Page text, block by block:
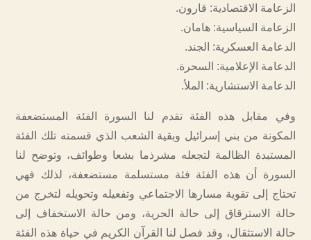
الزعامة الاقتصادية: قارون.
الزعامة السياسية: هامان.
الدعامة العسكرية: الجند.
الدعامة الإعلامية: السحرة.
الدعامة الاستشارية: الملأ.
وفي مقابل هذه الفئة تقدم لنا السورة الفئة المستضعفة
المكونة من بني إسرائيل وبقية الشعب الذي قسمته تلك الفئة
المستبدة الظالمة لتجعله مشرذما بشعا وطوائف، وتوضح لنا
السورة أن هذه الفئة فئة مستسلمة مستضعفة، لذلك فهي
تحتاج إلى تقوية مسارها الاجتماعي وتفعيله وتحويله لتخرج من
حالة الاسترقاق إلى حالة الحرية، ومن حالة الاستخفاف إلى
حالة الاستثقال، وقد فصل لنا القرآن الكريم في حياة هذه الفئة